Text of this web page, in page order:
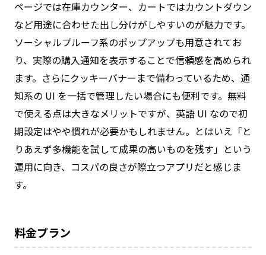
ページでは在庫カウンター、カートではカウントダウン
など用途に合わせた出し分けがしやすいのが魅力です。
ソーシャルプルーフ系のポップアップも用意されてお
り、実際の購入通知を表示することで信頼感を高められ
ます。さらにクッキーバナーまで備わっているため、通
知系の UI を一括で管理したい場合にも便利です。無料
で使える点は大きなメリットですが、英語 UI なので初
期設定はやや慣れが必要かもしれません。とはいえ「と
りあえず多機能を試して成果の高いものを残す」という
運用に向き、コスパの良さが際立つアプリだと感じま
す。
料金プラン